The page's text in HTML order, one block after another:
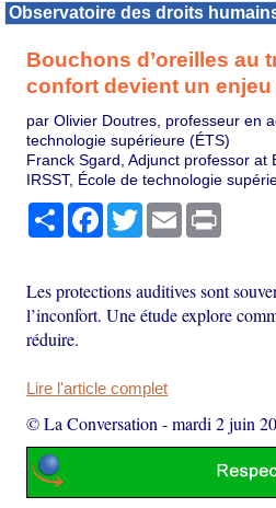
Observatoire des droits
Bouchons d’oreilles au
confort devient un enjeu
par Olivier Doutres, professeur en
technologie supérieure (ÉTS)
Franck Sgard, Adjunct professor at
IRSST, École de technologie
PartagerFacebook
TwitterEmail
Les protections auditives sont
l’inconfort. Une étude explore
réduire.
Lire l'article complet
© La Conversation -mardi 2 juin